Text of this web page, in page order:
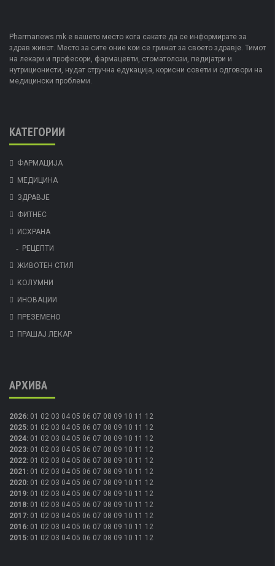
Pharmanews.mk е вашето место кога сакате да се информирате за
здрав живот. Место за сите оние кои се грижат за своето здравје. Тимот
на лекари и професори, фармацевти, стоматолози, педијатри и
нутриционисти, нудат стручна едукација, корисни совети и одговори на
медицински проблеми.
КАТЕГОРИИ
ФАРМАЦИЈА
МЕДИЦИНА
ЗДРАВЈЕ
ФИТНЕС
ИСХРАНА
РЕЦЕПТИ
ЖИВОТЕН СТИЛ
КОЛУМНИ
ИНОВАЦИИ
ПРЕЗЕМЕНО
ПРАШАЈ ЛЕКАР
АРХИВА
2026: 01 02 03 04 05 06 07 08 09 10 11 12
2025: 01 02 03 04 05 06 07 08 09 10 11 12
2024: 01 02 03 04 05 06 07 08 09 10 11 12
2023: 01 02 03 04 05 06 07 08 09 10 11 12
2022: 01 02 03 04 05 06 07 08 09 10 11 12
2021 : 01 02 03 04 05 06 07 08 09 10 11 12
2020: 01 02 03 04 05 06 07 08 09 10 11 12
2019: 01 02 03 04 05 06 07 08 09 10 11 12
2018: 01 02 03 04 05 06 07 08 09 10 11 12
2017: 01 02 03 04 05 06 07 08 09 10 11 12
2016: 01 02 03 04 05 06 07 08 09 10 11 12
2015: 01 02 03 04 05 06 07 08 09 10 11 12